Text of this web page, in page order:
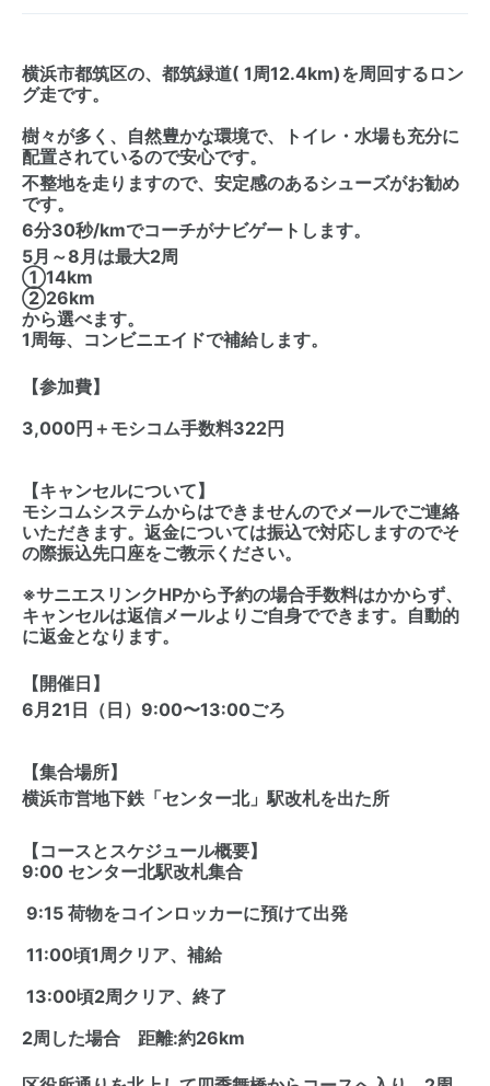
横浜市都筑区の、都筑緑道( 1周12.4km)を周回するロン
グ走です。
樹々が多く、自然豊かな環境で、トイレ・水場も充分に
配置されているので安心です。
不整地を走りますので、安定感のあるシューズがお勧め
です。
6分30秒/kmでコーチがナビゲートします。
5月～8月は最大2周
①14km
②26km
から選べます。
1周毎、コンビニエイドで補給します。
【参加費】
3,000円＋モシコム手数料322円
【キャンセルについて】
モシコムシステムからはできませんのでメールでご連絡
いただきます。返金については振込で対応しますのでそ
の際振込先口座をご教示ください。
※サニエスリンクHPから予約の場合手数料はかからず、
キャンセルは返信メールよりご自身でできます。自動的
に返金となります。
【開催日】
6月21日（日）9:00〜13:00ごろ
【集合場所】
横浜市営地下鉄「センター北」駅改札を出た所
【コースとスケジュール概要】
9:00 センター北駅改札集合
9:15 荷物をコインロッカーに預けて出発
11:00頃1周クリア、補給
13:00頃2周クリア、終了
2周した場合 距離:約26km